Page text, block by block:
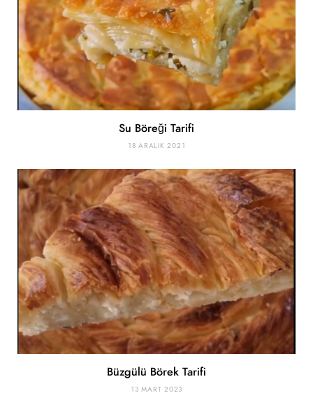
Su Böreği Tarifi
18 ARALIK 2021
Büzgülü Börek Tarifi
13 MART 2023